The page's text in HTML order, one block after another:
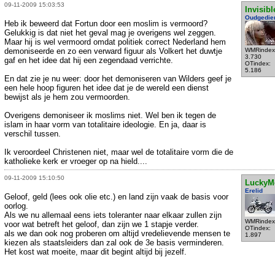
09-11-2009 15:03:53
3.730
OTindex:
5.186
Heb ik beweerd dat Fortun door een moslim is vermoord?
Gelukkig is dat niet het geval mag je overigens wel zeggen.
Maar hij is wel vermoord omdat politiek correct Nederland hem
demoniseerde en zo een verward figuur als Volkert het duwtje
gaf en het idee dat hij een zegendaad verrichte.
En dat zie je nu weer: door het demoniseren van Wilders geef je
een hele hoop figuren het idee dat je de wereld een dienst
bewijst als je hem zou vermoorden.
Overigens demoniseer ik moslims niet. Wel ben ik tegen de
islam in haar vorm van totalitaire ideologie. En ja, daar is
verschil tussen.
Ik veroordeel Christenen niet, maar wel de totalitaire vorm die de
katholieke kerk er vroeger op na hield....
09-11-2009 15:10:50
Erelid
OTindex:
1.897
Geloof, geld (lees ook olie etc.) en land zijn vaak de basis voor
oorlog.
Als we nu allemaal eens iets toleranter naar elkaar zullen zijn
voor wat betreft het geloof, dan zijn we 1 stapje verder.
als we dan ook nog proberen om altijd vredelievende mensen te
kiezen als staatsleiders dan zal ook de 3e basis verminderen.
Het kost wat moeite, maar dit begint altijd bij jezelf.